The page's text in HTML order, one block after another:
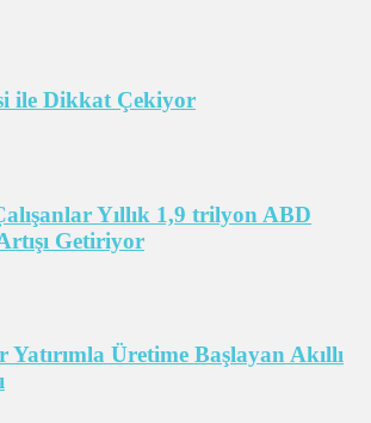
ile Dikkat Çekiyor
Yıllık 1,9 trilyon ABD
Getiriyor
Üretime Başlayan Akıllı